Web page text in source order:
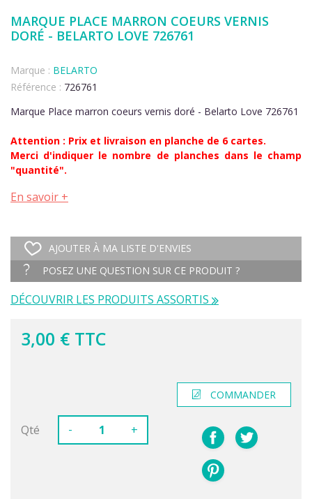
MARQUE PLACE MARRON COEURS VERNIS
DORÉ - BELARTO LOVE 726761
Marque : BELARTO
Référence : 726761
Marque Place marron coeurs vernis doré - Belarto Love 726761
Attention : Prix et livraison en planche de 6 cartes.
Merci d'indiquer le nombre de planches dans le champ
"quantité".
En savoir +
AJOUTER À MA LISTE D'ENVIES
POSEZ UNE QUESTION SUR CE PRODUIT ?
DÉCOUVRIR LES PRODUITS ASSORTIS
3,00 € TTC
Qté - +
COMMANDER